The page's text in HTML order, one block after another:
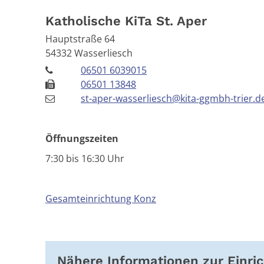
Katholische KiTa St. Aper
Hauptstraße 64
54332Wasserliesch
06501 6039015
06501 13848
st-aper-wasserliesch@kita-ggmbh-
Öffnungszeiten
7:30 bis 16:30 Uhr
Gesamteinrichtung Konz
Nähere Informationen zur